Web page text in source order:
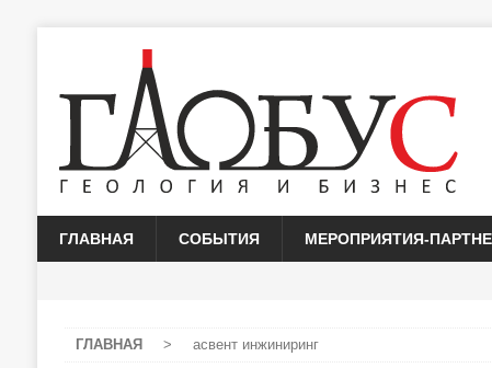
ГЛАВНАЯ СОБЫТИЯ МЕРОПРИЯТИЯ-
ГЛАВНАЯ > асвент инжиниринг